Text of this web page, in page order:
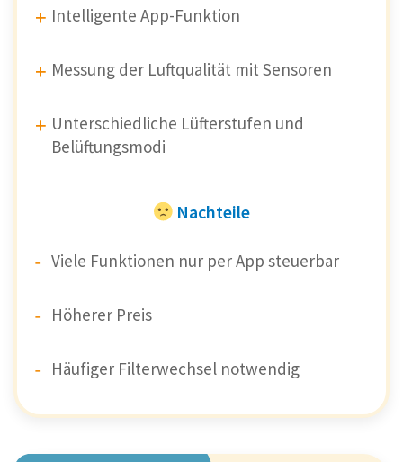
Intelligente App-Funktion
Messung der Luftqualität mit Sensoren
Unterschiedliche Lüfterstufen und
Belüftungsmodi
Nachteile
Viele Funktionen nur per App steuerbar
Höherer Preis
Häufiger Filterwechsel notwendig